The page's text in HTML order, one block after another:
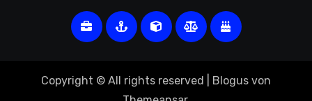
Copyright © All rights reserved Blogus von